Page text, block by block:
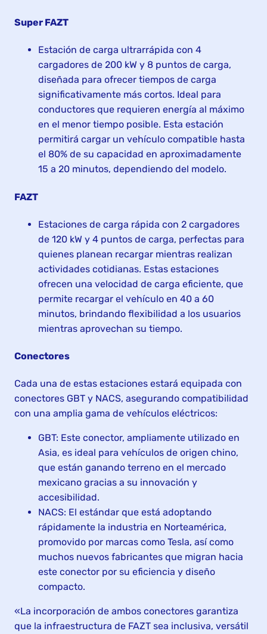
Super FAZT
Estación de carga ultrarrápida con 4
cargadores de 200 kW y 8 puntos de carga,
diseñada para ofrecer tiempos de carga
significativamente más cortos. Ideal para
conductores que requieren energía al máximo
en el menor tiempo posible. Esta estación
permitirá cargar un vehículo compatible hasta
el 80% de su capacidad en aproximadamente
15 a 20 minutos, dependiendo del modelo.
FAZT
Estaciones de carga rápida con 2 cargadores
de 120 kW y 4 puntos de carga, perfectas para
quienes planean recargar mientras realizan
actividades cotidianas. Estas estaciones
ofrecen una velocidad de carga eficiente, que
permite recargar el vehículo en 40 a 60
minutos, brindando flexibilidad a los usuarios
mientras aprovechan su tiempo.
Conectores
Cada una de estas estaciones estará equipada con
conectores GBT y NACS, asegurando compatibilidad
con una amplia gama de vehículos eléctricos:
GBT: Este conector, ampliamente utilizado en
Asia, es ideal para vehículos de origen chino,
que están ganando terreno en el mercado
mexicano gracias a su innovación y
accesibilidad.
NACS: El estándar que está adoptando
rápidamente la industria en Norteamérica,
promovido por marcas como Tesla, así como
muchos nuevos fabricantes que migran hacia
este conector por su eficiencia y diseño
compacto.
«La incorporación de ambos conectores garantiza
que la infraestructura de FAZT sea inclusiva, versátil